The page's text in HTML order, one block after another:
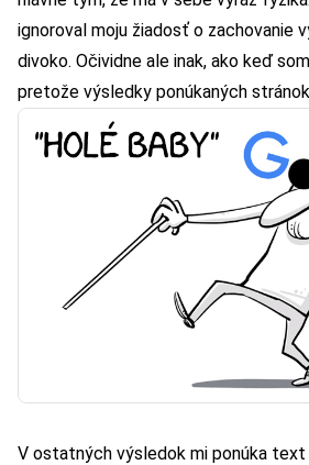
ignoroval moju žiadosť o zachovanie
divoko. Očividne ale inak, ako keď
pretože výsledky ponúkaných
V ostatných výsledok mi ponúka text